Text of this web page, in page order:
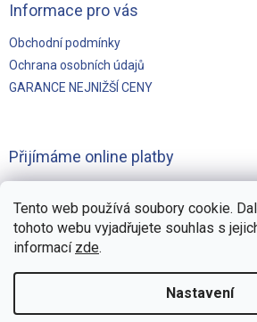
Tento web používá soubory cookie.
tohoto webu vyjadřujete souhlas s
informací zde.
Nastavení
Informace pro vás
Obchodní podmínky
Ochrana osobních údajů
GARANCE NEJNIŽŠÍ CENY
Přijímáme online platby